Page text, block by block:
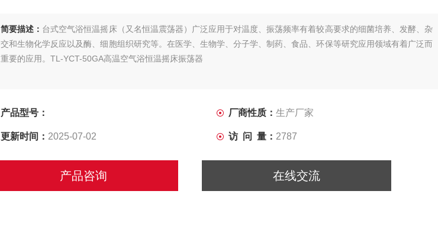
简要描述： 台式空气浴恒温摇床（又名恒温震荡器）广泛应用于对温度、振荡频率有着较高要求的细菌培养、发酵、杂
交和生物化学反应以及酶、细胞组织研究等。在医学、生物学、分子学、制药、食品、环保等研究应用领域有着广泛而
重要的应用。TL-YCT-50GA高温空气浴恒温摇床振荡器
产品型号： 厂商性质： 生产厂家
更新时间： 2025-07-02 访 问 量： 2787
产品咨询 在线交流